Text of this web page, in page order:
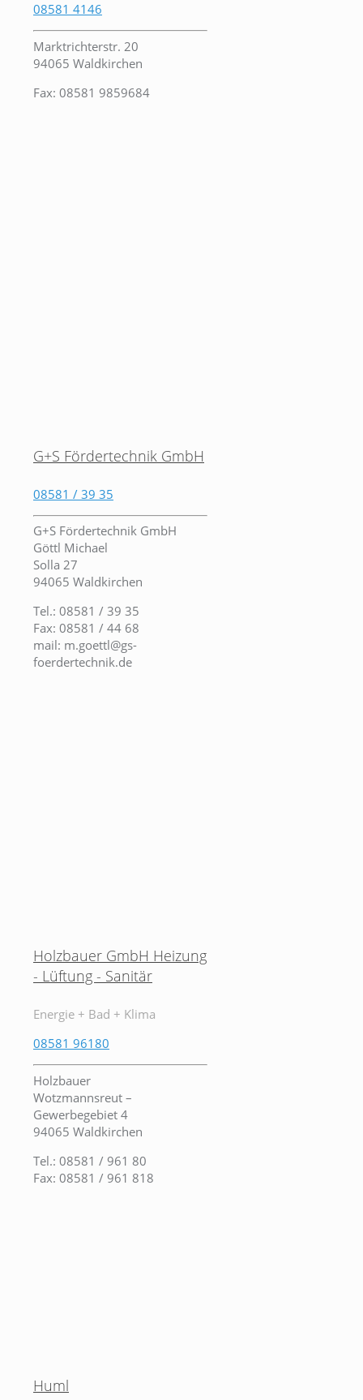
08581 4146
Marktrichterstr. 20
94065 Waldkirchen
Fax: 08581 9859684
G+S Fördertechnik GmbH
08581 / 39 35
G+S Fördertechnik GmbH
Göttl Michael
Solla 27
94065 Waldkirchen
Tel.: 08581 / 39 35
Fax: 08581 / 44 68
mail: m.goettl@gs-
foerdertechnik.de
Holzbauer GmbH Heizung
- Lüftung - Sanitär
Energie + Bad + Klima
08581 96180
Holzbauer
Wotzmannsreut –
Gewerbegebiet 4
94065 Waldkirchen
Tel.: 08581 / 961 80
Fax: 08581 / 961 818
Huml